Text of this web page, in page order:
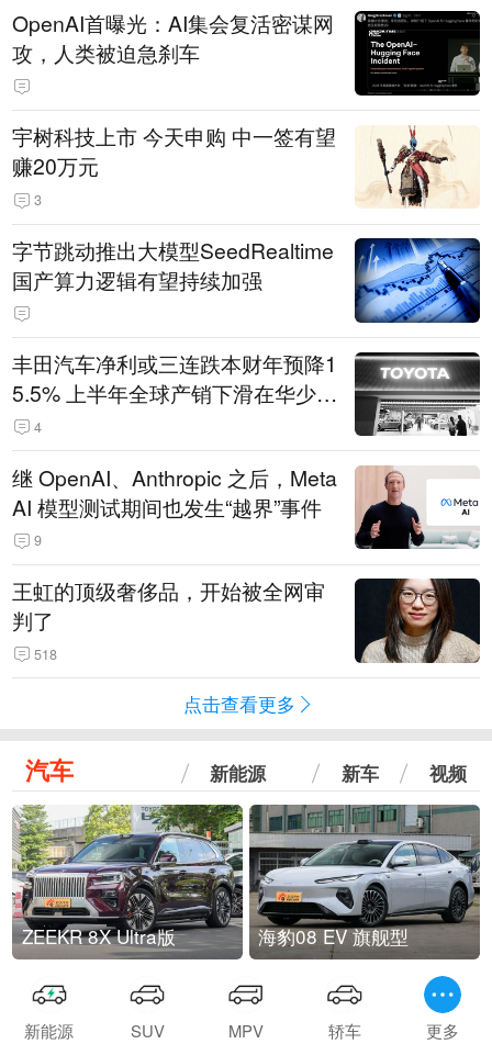
OpenAI首曝光：AI集会复活密谋网
攻，人类被迫急刹车
宇树科技上市 今天申购 中一签有望
赚20万元
3
字节跳动推出大模型SeedRealtime
国产算力逻辑有望持续加强
丰田汽车净利或三连跌本财年预降1
5.5% 上半年全球产销下滑在华少卖
14.3万辆
4
继 OpenAI、Anthropic 之后，Meta
AI 模型测试期间也发生“越界”事件
9
王虹的顶级奢侈品，开始被全网审
判了
518
点击查看更多
汽车 新能源 新车 视频
ZEEKR 8X Ultra版 海豹08 EV 旗舰型
新能源 SUV MPV 轿车 更多